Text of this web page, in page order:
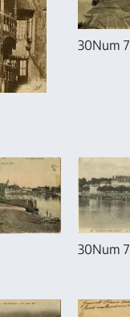
30Num
30Num